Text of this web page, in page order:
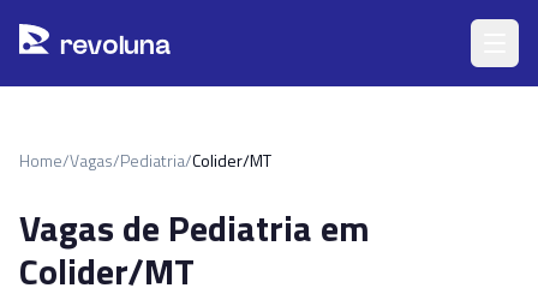
revoluna
Home/Vagas/Pediatria/Colider/MT
Vagas de Pediatriaem
Colider/MT